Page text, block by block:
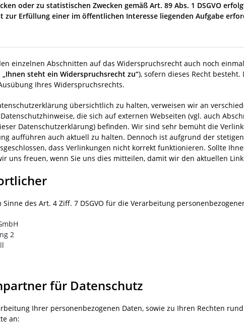
oder zu statistischen Zwecken gemäß Art. 89 Abs. 1 DSGVO
zur Erfüllung einer im öffentlichen Interesse liegenden Aufgabe
einzelnen Abschnitten auf das Widerspruchsrecht auch noch
„Ihnen steht ein Widerspruchsrecht zu“), sofern dieses Recht
Ihres Widerspruchsrechts.
übersichtlich zu halten, verweisen wir an
die sich auf externen Webseiten (vgl. auch
Datenschutzerklärung) befinden. Wir sind sehr bemüht die
aufführen auch aktuell zu halten. Dennoch ist aufgrund der
dass Verlinkungen nicht korrekt funktionieren. Sollte
uns freuen, wenn Sie uns dies mitteilen, damit wir den aktuellen
des Art. 4 Ziff. 7 DSGVO für die Verarbeitung
2
für Datenschutz
Ihrer personenbezogenen Daten, sowie zu Ihren Rechten
an: